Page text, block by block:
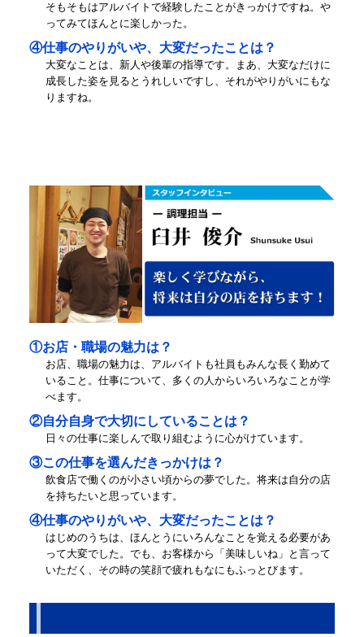
そもそもはアルバイトで経験したことがきっかけですね。や
ってみてほんとに楽しかった。
④仕事のやりがいや、大変だったことは？
大変なことは、新人や後輩の指導です。まあ、大変なだけに
成長した姿を見るとうれしいですし、それがやりがいにもな
りますね。
①お店・職場の魅力は？
お店、職場の魅力は、アルバイトも社員もみんな長く勤めて
いること。仕事について、多くの人からいろいろなことが学
べます。
②自分自身で大切にしていることは？
日々の仕事に楽しんで取り組むように心がけています。
③この仕事を選んだきっかけは？
飲食店で働くのが小さい頃からの夢でした。将来は自分の店
を持ちたいと思っています。
④仕事のやりがいや、大変だったことは？
はじめのうちは、ほんとうにいろんなことを覚える必要があ
って大変でした。でも、お客様から「美味しいね」と言って
いただく、その時の笑顔で疲れもなにもふっとびます。